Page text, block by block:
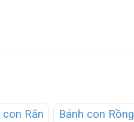
con Rắn
Bánh con Rồng